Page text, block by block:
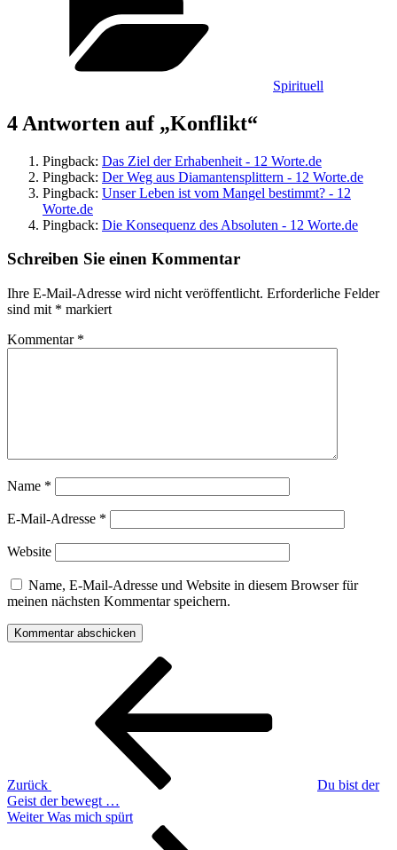
Spirituell
4 Antworten auf „Konflikt“
Pingback: Das Ziel der Erhabenheit - 12 Worte.de
Pingback: Der Weg aus Diamantensplittern - 12 Worte.de
Pingback: Unser Leben ist vom Mangel bestimmt? - 12
Worte.de
Pingback: Die Konsequenz des Absoluten - 12 Worte.de
Schreiben Sie einen Kommentar
Ihre E-Mail-Adresse wird nicht veröffentlicht. Erforderliche Felder
sind mit * markiert
Kommentar *
Name *
E-Mail-Adresse *
Website
Name, E-Mail-Adresse und Website in diesem Browser für
meinen nächsten Kommentar speichern.
Beitragsnavigation
Zurück
Du bist der
Geist der bewegt …
Nächster
Weiter Was mich spürt